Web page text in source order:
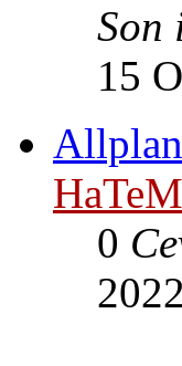
Son
15
Allplan
HaTeM
0